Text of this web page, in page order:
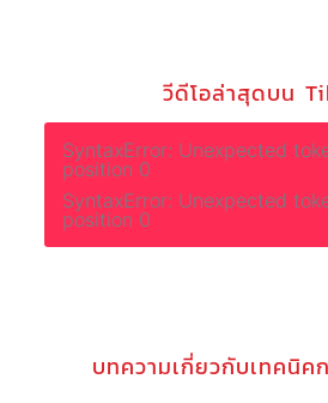
วีดีโอล่าสุดบน
SyntaxError: Unexpected
position 0
SyntaxError: Unexpected
position 0
บทความเกี่ยวกับเทคนิค